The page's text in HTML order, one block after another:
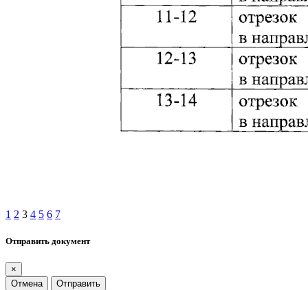
1 2 3 4 5 6 7
Отправить документ
×
Отмена
Отправить